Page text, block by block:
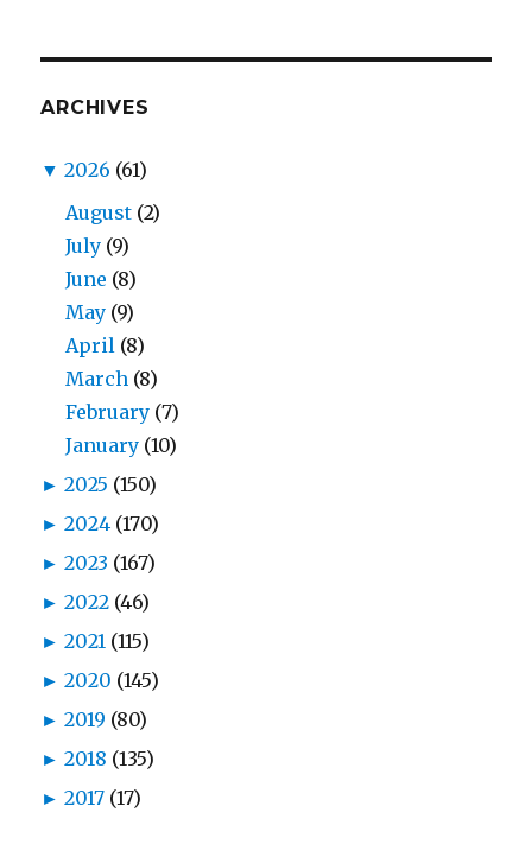
ARCHIVES
▼ 2026 (61)
August (2)
July (9)
June (8)
May (9)
April (8)
March (8)
February (7)
January (10)
► 2025 (150)
► 2024 (170)
► 2023 (167)
► 2022 (46)
► 2021 (115)
► 2020 (145)
► 2019 (80)
► 2018 (135)
► 2017 (17)